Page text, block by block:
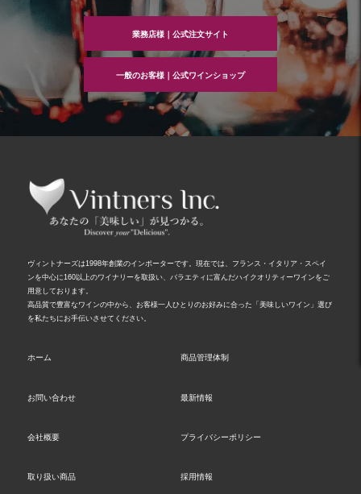
業務店様｜公式注文サイト
一般のお客様｜公式ワインショップ
ヴィントナーズは1998年創業のインポーターです。現在では、フランス・イタリア・スペイ
ンを中心に160以上のワイナリーを取扱い、バラエティに富んだハイクオリティーワインをご
用意しております。
高品質で豊富なワインの中から、お客様一人ひとりのお好みに合った「美味しいワイン」選び
を私たちにお手伝いさせてください。
ホーム 商品管理体制
お問い合わせ 最新情報
会社概要 プライバシーポリシー
取り扱い商品 採用情報